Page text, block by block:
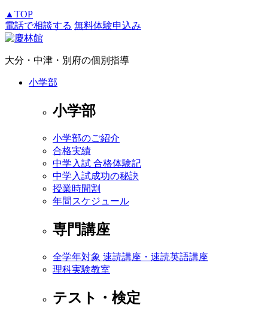
▲ TOP
電話で相談する 無料体験申込み
大分・中津・別府の個別指導
小学部
小学部
小学部のご紹介
合格実績
中学入試 合格体験記
中学入試成功の秘訣
授業時間割
年間スケジュール
専門講座
全学年対象 速読講座・速読英語講座
理科実験教室
テスト・検定